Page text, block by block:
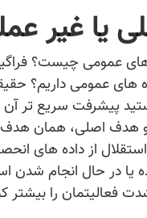
یا غیر
عمومی چیست؟
های عمومی داریم؟
پیشرفت سریع تر
هدف اصلی، همان هدف
استقلال از داده های
یا در حال انجام شدن
را بیشتر